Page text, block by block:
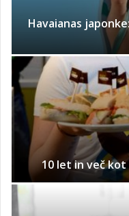
Havaianas
10 let in več kot